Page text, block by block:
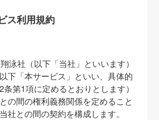
ス利用規約
泳社（以下「当社」といいます）
下「本サービス」といい、具体的
第1項に定めるとおりとします）
の間の権利義務関係を定めること
社との間の契約を構成します。